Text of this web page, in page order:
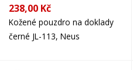
238,00 Kč
Kožené pouzdro na doklady
černé JL-113, Neus